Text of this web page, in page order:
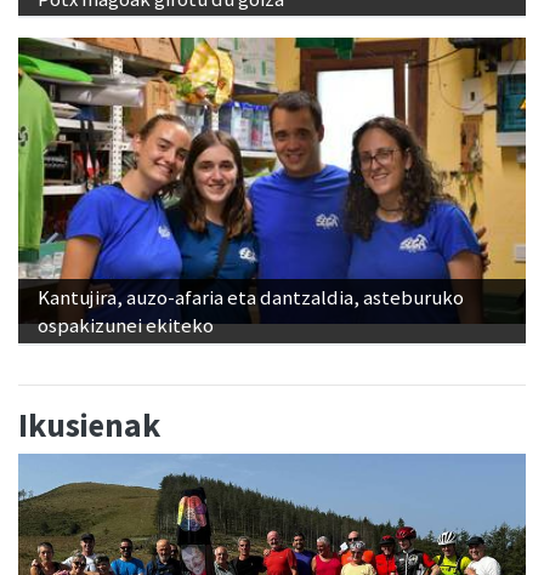
Kantujira, auzo-afaria eta dantzaldia, asteburuko
ospakizunei ekiteko
Ikusienak